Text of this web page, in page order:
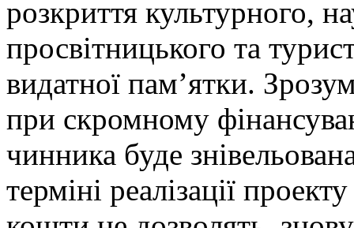
розкриття культурного,
просвітницького та
видатної пам’ятки.
при скромному
чинника буде
терміні реалізації